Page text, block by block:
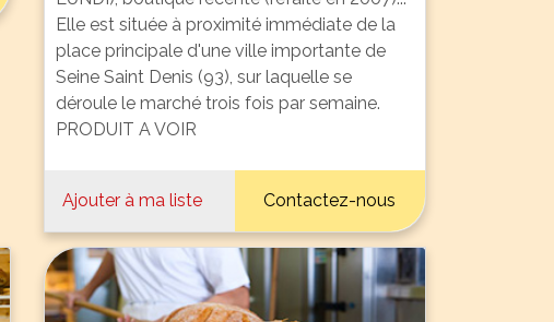
Elle est située à proximité immédiate de la
place principale d'une ville importante de
Seine Saint Denis (93), sur laquelle se
déroule le marché trois fois par semaine.
PRODUIT A VOIR
Ajouter à ma liste Contactez-nous